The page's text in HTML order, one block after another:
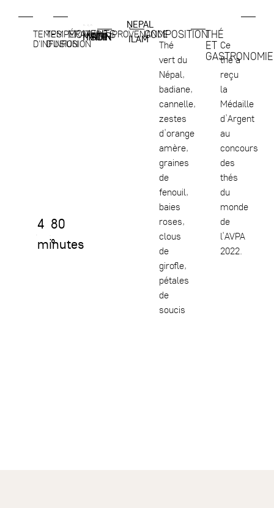
TEMPS
D'INFUSION
4
minutes
TEMPÉRATURE
D'INFUSION
80
°
MOMENTS
MATIN
MIDI
SOIRPROVENANCE
NEPAL
,
ILAMCOMPOSITION
Thé
vert du
Népal,
badiane,
cannelle,
zestes
d’orange
amère,
graines
de
fenouil,
baies
roses,
clous
de
girofle,
pétales
de
soucis
THÉ
ET
GASTRONOMIE
Ce
thé a
reçu
la
Médaille
d’Argent
au
concours
des
thés
du
monde
de
l’AVPA
2022.